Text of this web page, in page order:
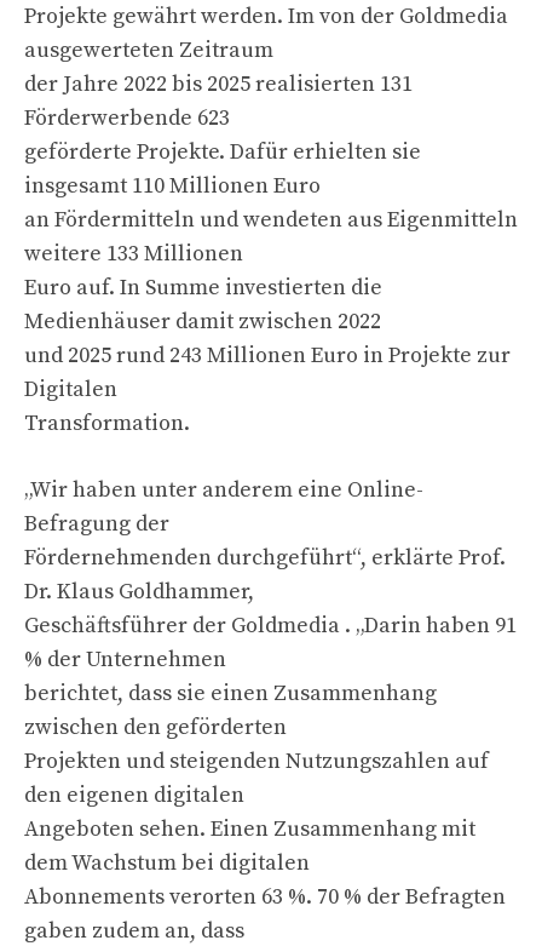
Projekte gewährt werden. Im von der Goldmedia
ausgewerteten Zeitraum
der Jahre 2022 bis 2025 realisierten 131
Förderwerbende 623
geförderte Projekte. Dafür erhielten sie
insgesamt 110 Millionen Euro
an Fördermitteln und wendeten aus Eigenmitteln
weitere 133 Millionen
Euro auf. In Summe investierten die
Medienhäuser damit zwischen 2022
und 2025 rund 243 Millionen Euro in Projekte zur
Digitalen
Transformation.
„Wir haben unter anderem eine Online-
Befragung der
Fördernehmenden durchgeführt“, erklärte Prof.
Dr. Klaus Goldhammer,
Geschäftsführer der Goldmedia . „Darin haben 91
% der Unternehmen
berichtet, dass sie einen Zusammenhang
zwischen den geförderten
Projekten und steigenden Nutzungszahlen auf
den eigenen digitalen
Angeboten sehen. Einen Zusammenhang mit
dem Wachstum bei digitalen
Abonnements verorten 63 %. 70 % der Befragten
gaben zudem an, dass